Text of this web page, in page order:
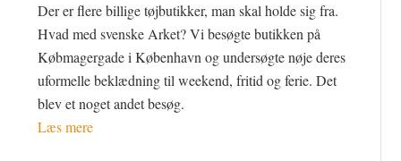
Der er flere billige tøjbutikker, man skal holde sig fra.
Hvad med svenske Arket? Vi besøgte butikken på
Købmagergade i København og undersøgte nøje deres
uformelle beklædning til weekend, fritid og ferie. Det
blev et noget andet besøg.
Læs mere